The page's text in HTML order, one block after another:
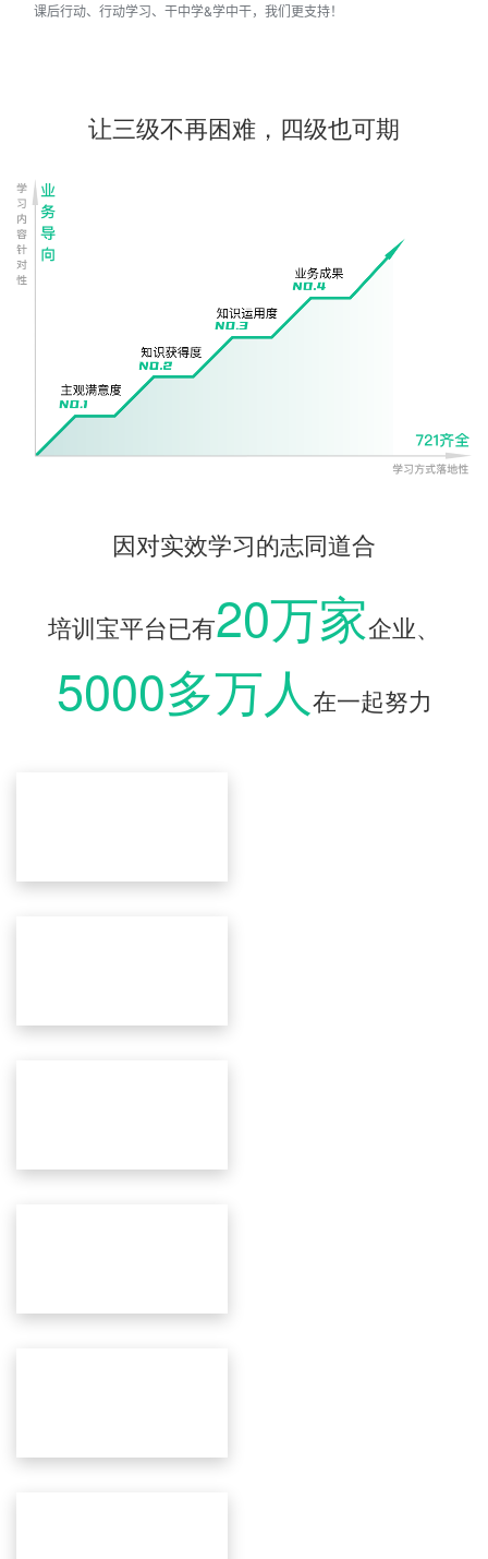
课后行动、行动学习、干中学&学中干，我们更支持！
让三级不再困难，四级也可期
因对实效学习的志同道合
培训宝平台已有20万家企业、
5000多万人 在一起努力